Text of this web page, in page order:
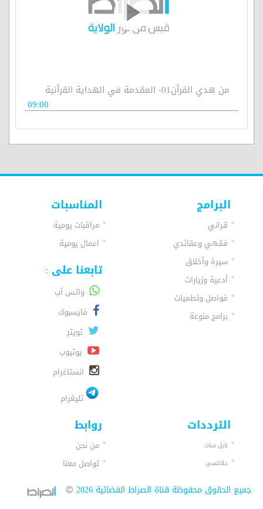
من هدي القرآن01- المقدمة في الهداية القرآنية
09:00
البرامج
قراني
فقهي وعقائدي
سيرة وأخلاق
أدعية وزيارات
فواصل ولطميات
برامج منوعة
المناسبات
مراقبات يومية
اعمال يومية
تابعنا على :
واتس آب
فايسبوك
تويتر
يوتيوب
انستاغرام
تليغرام
الترددات
نايل سات
جلاكسي
روابط
من نحن
تواصل معنا
جميع الحقوق محفوظة قناة الصراط الفضائية 2026